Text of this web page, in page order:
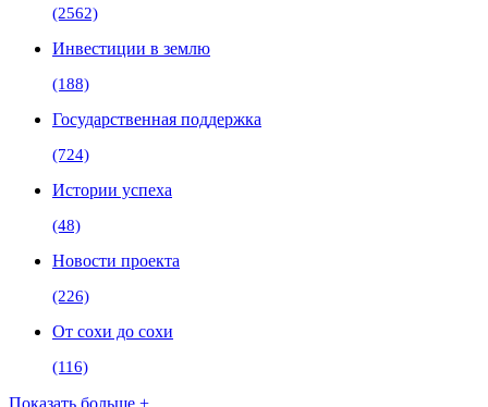
(2562)
Инвестиции в землю
(188)
Государственная поддержка
(724)
Истории успеха
(48)
Новости проекта
(226)
От сохи до сохи
(116)
Показать больше +